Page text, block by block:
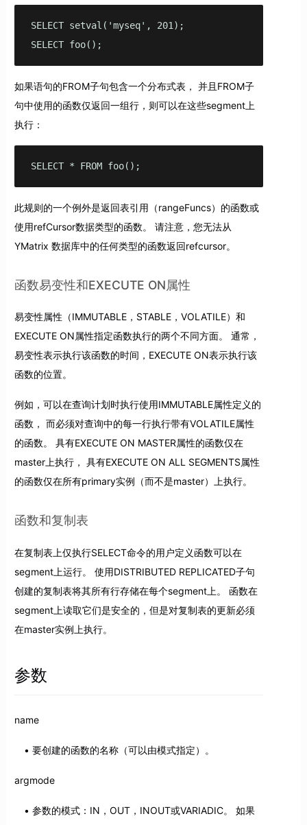
SELECT setval('myseq', 201);
SELECT foo();
如果语句的FROM子句包含一个分布式表， 并且FROM子
句中使用的函数仅返回一组行，则可以在这些segment上
执行：
SELECT * FROM foo();
此规则的一个例外是返回表引用（rangeFuncs）的函数或
使用refCursor数据类型的函数。 请注意，您无法从
YMatrix 数据库中的任何类型的函数返回refcursor。
函数易变性和EXECUTE ON属性
易变性属性（IMMUTABLE，STABLE，VOLATILE）和
EXECUTE ON属性指定函数执行的两个不同方面。 通常，
易变性表示执行该函数的时间，EXECUTE ON表示执行该
函数的位置。
例如，可以在查询计划时执行使用IMMUTABLE属性定义的
函数， 而必须对查询中的每一行执行带有VOLATILE属性
的函数。 具有EXECUTE ON MASTER属性的函数仅在
master上执行， 具有EXECUTE ON ALL SEGMENTS属性
的函数仅在所有primary实例（而不是master）上执行。
函数和复制表
在复制表上仅执行SELECT命令的用户定义函数可以在
segment上运行。 使用DISTRIBUTED REPLICATED子句
创建的复制表将其所有行存储在每个segment上。 函数在
segment上读取它们是安全的，但是对复制表的更新必须
在master实例上执行。
参数
name
要创建的函数的名称（可以由模式指定）。
argmode
参数的模式：IN，OUT，INOUT或VARIADIC。 如果